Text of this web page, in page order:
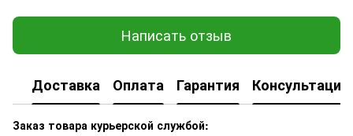
Написать отзыв
Доставка Оплата Гарантия Консультация
Заказ товара курьерской службой: